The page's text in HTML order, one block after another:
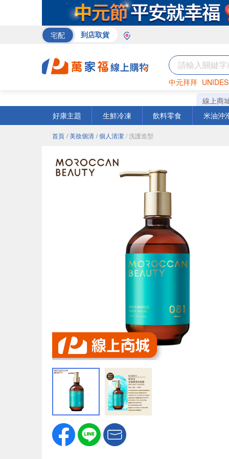
宅配 到店取貨
中元拜拜
巧克力 衛生紙
線上商
好康主題
生鮮冷凍 飲料零食 米油沖
首頁 / 美妝個清 / 個人清潔 / 洗護造型